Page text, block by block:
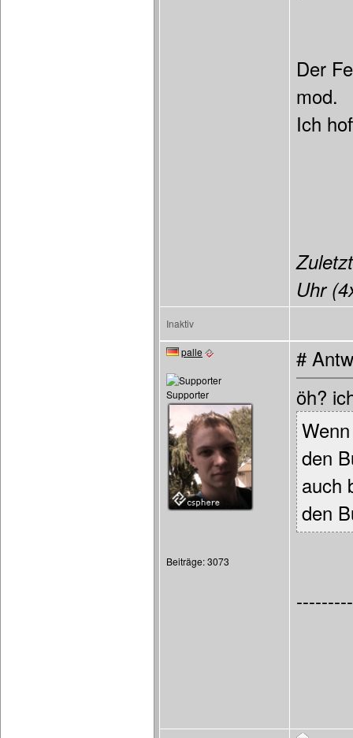
Der
mod.
Ich
Uhr
Inaktiv
palle
Supporter
Beiträge: 3073
#
öh?
den
auch
den